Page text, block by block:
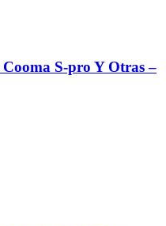
S-pro Y Otras –